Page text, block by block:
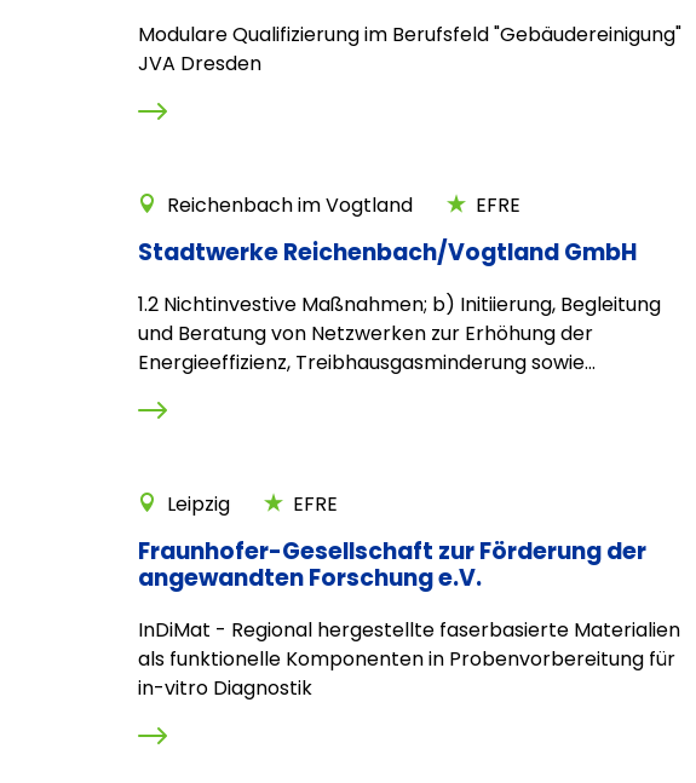
Modulare Qualifizierung im Berufsfeld "Gebäudereinigung"
JVA Dresden
Reichenbach im Vogtland EFRE
Stadtwerke Reichenbach/Vogtland GmbH
1.2 Nichtinvestive Maßnahmen; b) Initiierung, Begleitung
und Beratung von Netzwerken zur Erhöhung der
Energieeffizienz, Treibhausgasminderung sowie...
Leipzig EFRE
Fraunhofer-Gesellschaft zur Förderung der
angewandten Forschung e.V.
InDiMat - Regional hergestellte faserbasierte Materialien
als funktionelle Komponenten in Probenvorbereitung für
in-vitro Diagnostik